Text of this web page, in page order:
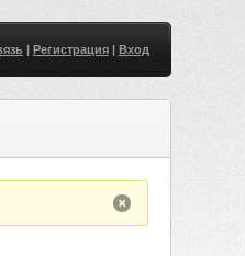
| Регистрация| Вход